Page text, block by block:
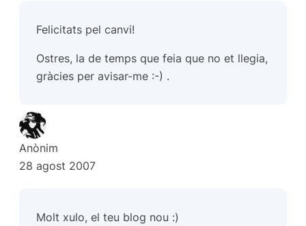
Felicitats pel canvi!
Ostres, la de temps que feia que no et llegia,
gràcies per avisar-me :-) .
Anònim
28 agost 2007
Molt xulo, el teu blog nou :)